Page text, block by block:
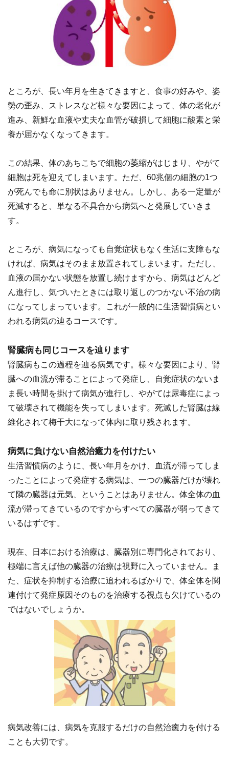
ところが、長い年月を生きてきますと、食事の好みや、姿
勢の歪み、ストレスなど様々な要因によって、体の老化が
進み、新鮮な血液や丈夫な血管が破損して細胞に酸素と栄
養が届かなくなってきます。
この結果、体のあちこちで細胞の萎縮がはじまり、やがて
細胞は死を迎えてしまいます。ただ、60兆個の細胞の1つ
が死んでも命に別状はありません。しかし、ある一定量が
死滅すると、単なる不具合から病気へと発展していきま
す。
ところが、病気になっても自覚症状もなく生活に支障もな
ければ、病気はそのまま放置されてしまいます。ただし、
血液の届かない状態を放置し続けますから、病気はどんど
ん進行し、気づいたときには取り返しのつかない不治の病
になってしまっています。これが一般的に生活習慣病とい
われる病気の辿るコースです。
腎臓病も同じコースを辿ります
腎臓病もこの過程を辿る病気です。様々な要因により、腎
臓への血流が滞ることによって発症し、自覚症状のないま
ま長い時間を掛けて病気が進行し、やがては尿毒症によっ
て破壊されて機能を失ってしまいます。死滅した腎臓は線
維化されて梅干大になって体内に取り残されます。
病気に負けない自然治癒力を付けたい
生活習慣病のように、長い年月をかけ、血流が滞ってしま
ったことによって発症する病気は、一つの臓器だけが壊れ
て隣の臓器は元気、ということはありません。体全体の血
流が滞ってきているのですからすべての臓器が弱ってきて
いるはずです。
現在、日本における治療は、臓器別に専門化されており、
極端に言えば他の臓器の治療は視野に入っていません。ま
た、症状を抑制する治療に追われるばかりで、体全体を関
連付けて発症原因そのものを治療する視点も欠けているの
ではないでしょうか。
病気改善には、病気を克服するだけの自然治癒力を付ける
ことも大切です。